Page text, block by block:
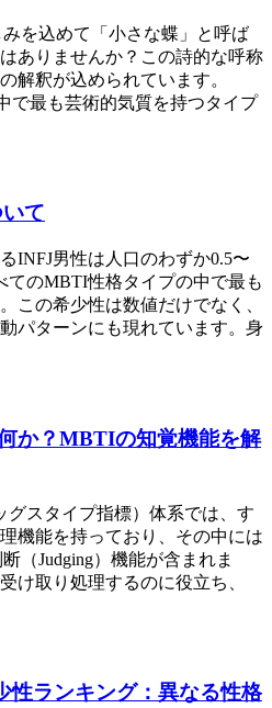
を込めて「小さな蝶」と呼ば
ありませんか？この詩的な呼称
解釈が込められています。
で最も芸術的気質を持つタイプ
て
INFJ男性は人口のわずか0.5〜
てのMBTI性格タイプの中で最も
この希少性は数値だけでなく、
パターンにも現れています。身
か？MBTIの知覚機能を解
スタイプ指標）体系では、す
機能を持っており、その中には
（Judging）機能が含まれま
け取り処理するのに役立ち、
ランキング：異なる性格